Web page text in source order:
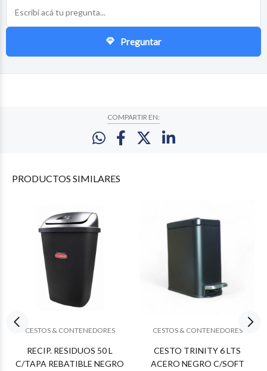
Preguntar
COMPARTIR EN:
PRODUCTOS SIMILARES
CESTOS & CONTENEDORES
RECIP. RESIDUOS 50 L
C/TAPA REBATIBLE NEGRO
CESTOS & CONTENEDORES
CESTO TRINITY 6 LTS
ACERO NEGRO C/SOFT